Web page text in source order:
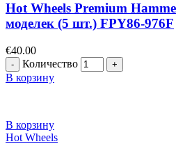
Hot Wheels Premium
моделек (5 шт.) FPY86-976F
€40.00
Количество
В корзину
В корзину
Hot Wheels